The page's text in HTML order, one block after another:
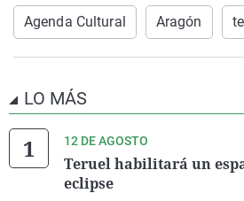
Agenda Cultural Aragón
LO MÁS
12 DE AGOSTO
Teruel habilitará un
eclipse